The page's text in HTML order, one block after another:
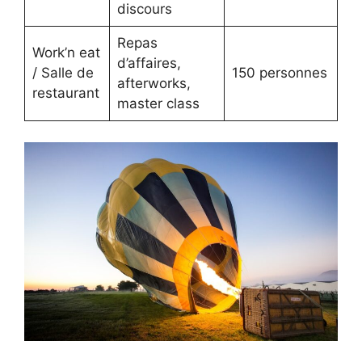
discours
Work’n eat
/ Salle de
restaurant
Repas
d’affaires,
afterworks,
master class
150 personnes